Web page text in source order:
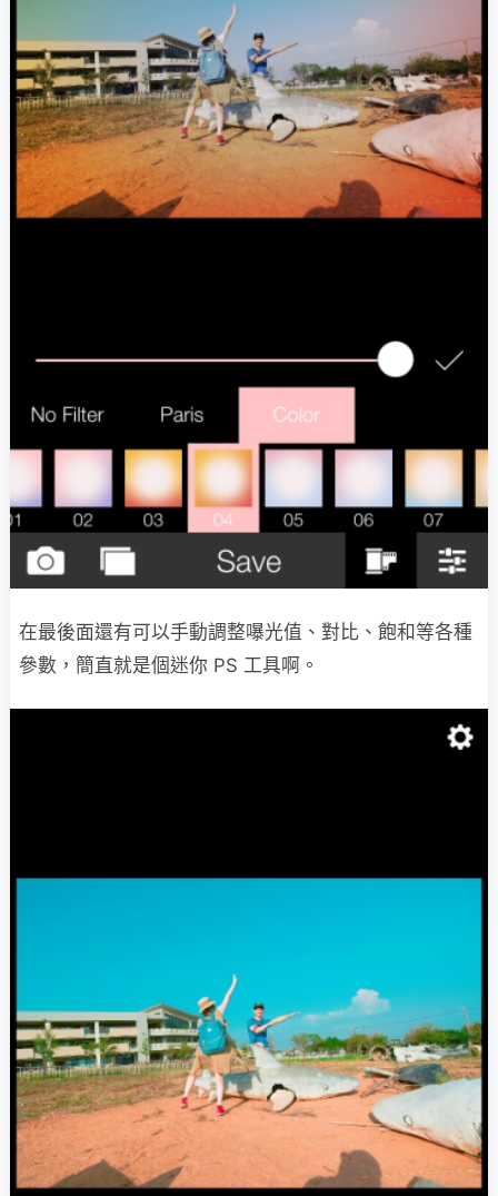
在最後面還有可以手動調整嚗光值、對比、飽和等各種
參數，簡直就是個迷你 PS 工具啊。